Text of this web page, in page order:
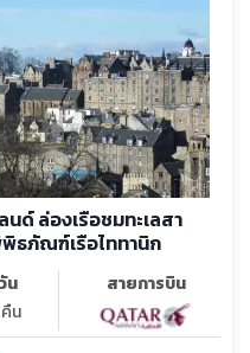
ด์ ล่องเรือชมทะเลสา
พิธภัณฑ์เรือไททานิก
น
น
สายการบิน